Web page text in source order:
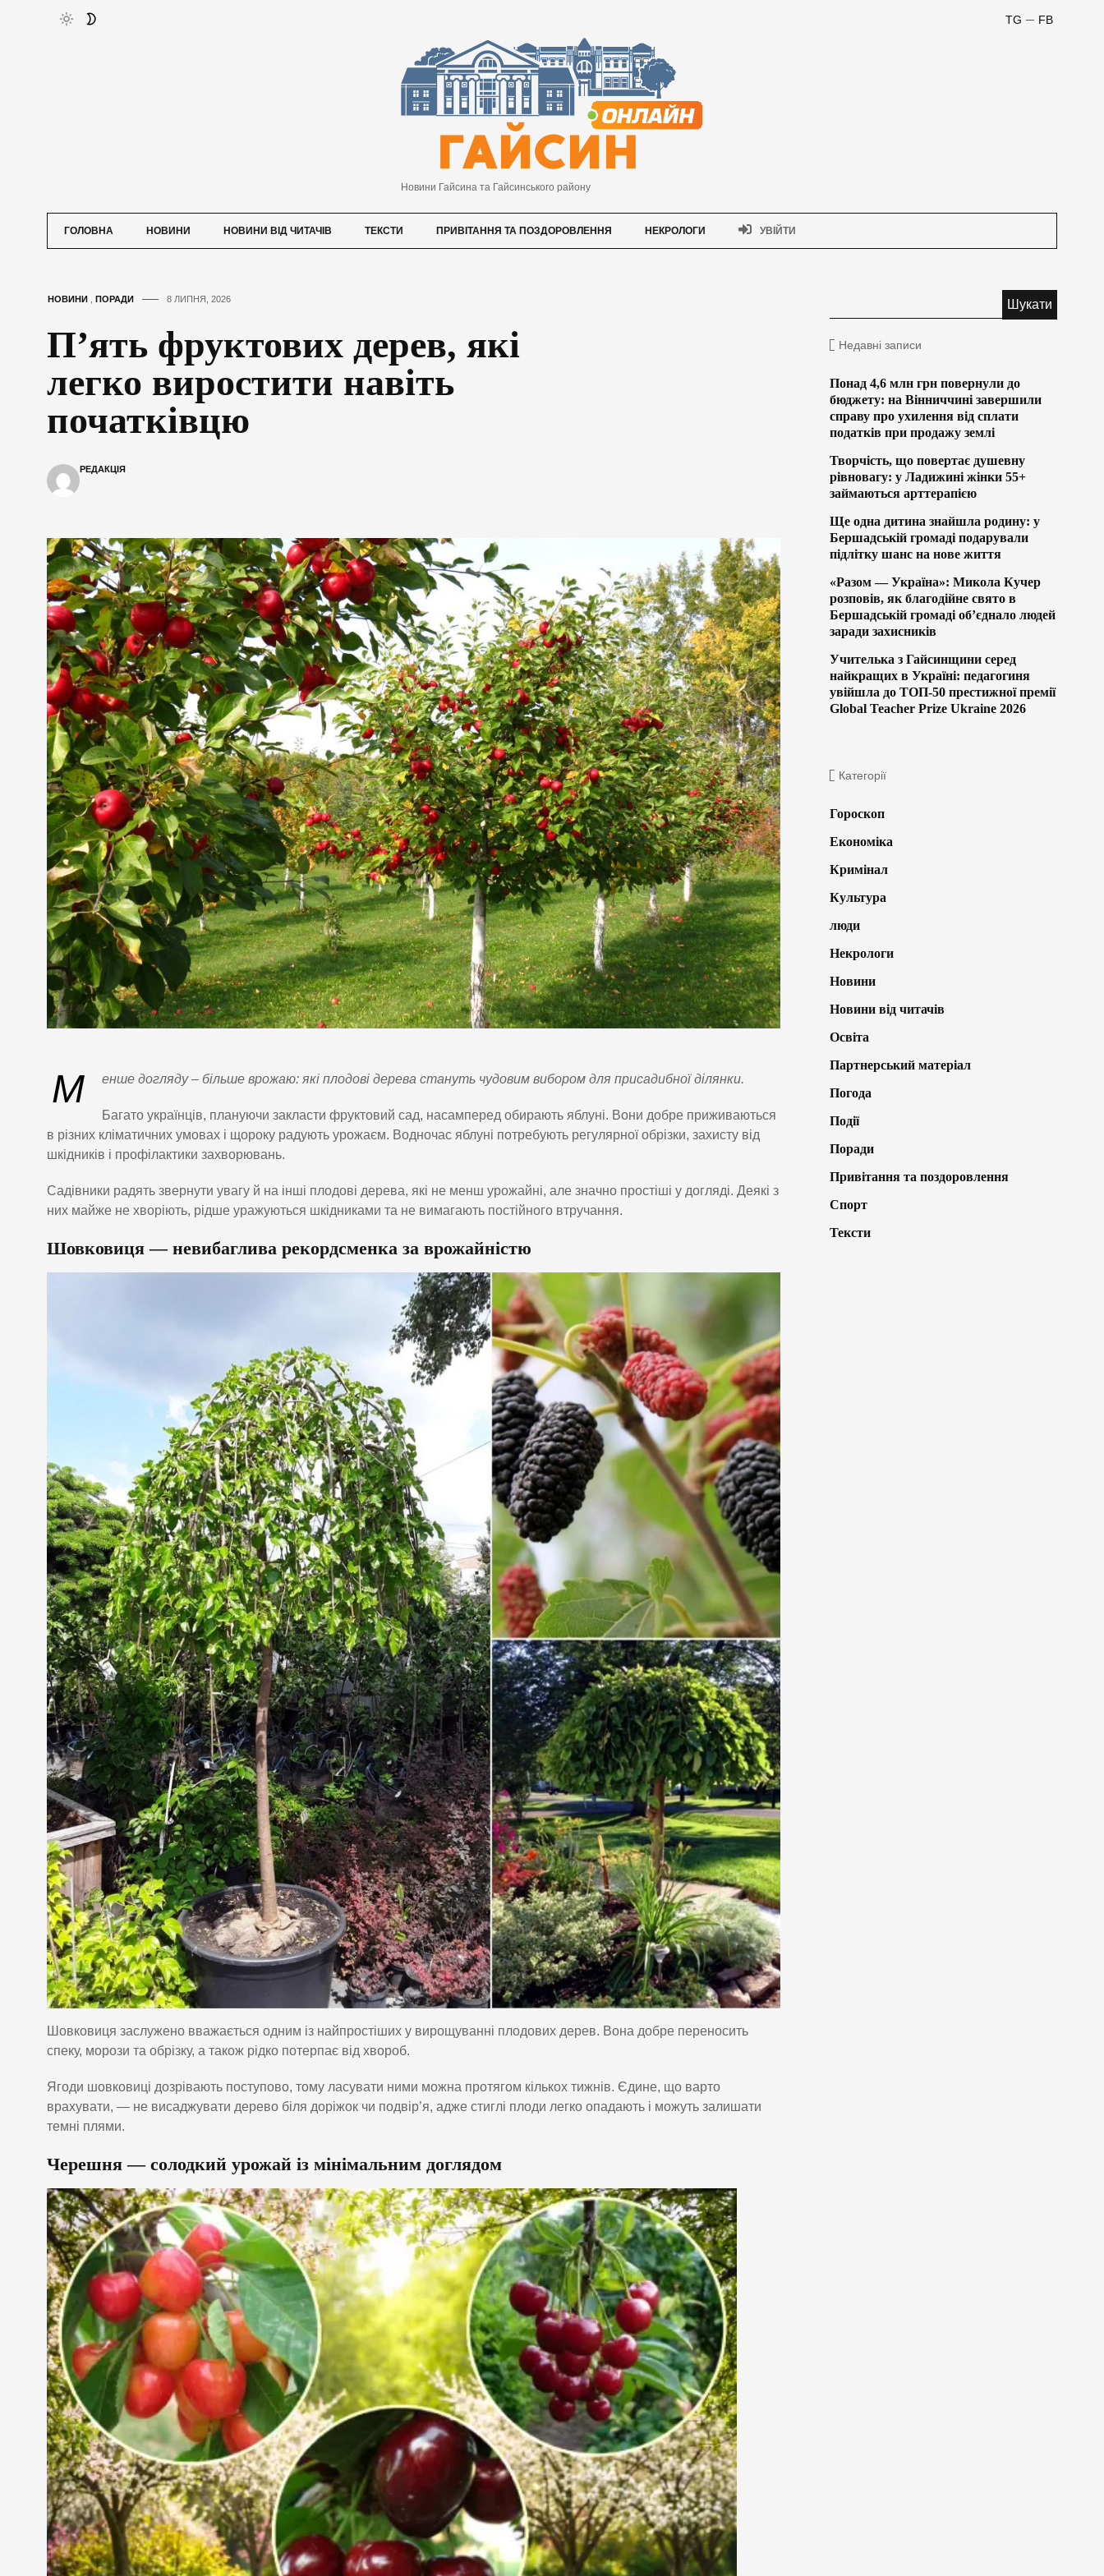
FB
TG
Новини Гайсина та Гайсинського району
ГОЛОВНА НОВИНИ НОВИНИ ВІД ЧИТАЧІВ ТЕКСТИ ПРИВІТАННЯ ТА ПОЗДОРОВЛЕННЯ НЕКРОЛОГИ УВІЙТИ
НОВИНИ ПОРАДИ 8 ЛИПНЯ, 2026
П’ять фруктових дерев, які
легко виростити навіть
початківцю
РЕДАКЦІЯ
М енше догляду – більше врожаю: які плодові дерева стануть чудовим вибором для присадибної ділянки.
Багато українців, плануючи закласти фруктовий сад, насамперед обирають яблуні. Вони добре приживаються
в різних кліматичних умовах і щороку радують урожаєм. Водночас яблуні потребують регулярної обрізки, захисту від
шкідників і профілактики захворювань.
Садівники радять звернути увагу й на інші плодові дерева, які не менш урожайні, але значно простіші у догляді. Деякі з
них майже не хворіють, рідше уражуються шкідниками та не вимагають постійного втручання.
Шовковиця — невибаглива рекордсменка за врожайністю
Шовковиця заслужено вважається одним із найпростіших у вирощуванні плодових дерев. Вона добре переносить
спеку, морози та обрізку, а також рідко потерпає від хвороб.
Ягоди шовковиці дозрівають поступово, тому ласувати ними можна протягом кількох тижнів. Єдине, що варто
врахувати, — не висаджувати дерево біля доріжок чи подвір’я, адже стиглі плоди легко опадають і можуть залишати
темні плями.
Черешня — солодкий урожай із мінімальним доглядом
Недавні записи
Понад 4,6 млн грн повернули до
бюджету: на Вінниччині завершили
справу про ухилення від сплати
податків при продажу землі
Творчість, що повертає душевну
рівновагу: у Ладижині жінки 55+
займаються арттерапією
Ще одна дитина знайшла родину: у
Бершадській громаді подарували
підлітку шанс на нове життя
«Разом — Україна»: Микола Кучер
розповів, як благодійне свято в
Бершадській громаді об’єднало людей
заради захисників
Учителька з Гайсинщини серед
найкращих в Україні: педагогиня
увійшла до ТОП-50 престижної премії
Global Teacher Prize Ukraine 2026
Категорії
Гороскоп
Економіка
Кримінал
Культура
люди
Некрологи
Новини
Новини від читачів
Освіта
Партнерський матеріал
Погода
Події
Поради
Привітання та поздоровлення
Спорт
Тексти